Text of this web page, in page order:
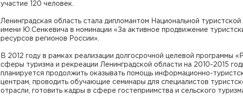
участие 120 человек.
Ленинградская область стала дипломантом Национальной туристской
имени Ю.Сенкевича в номинации «За активное продвижение
ресурсов регионов России».
В 2012 году в рамках реализации долгосрочной целевой программы
сферы туризма и рекреации Ленинградской области на 2010-2015
планируется продолжить оказывать помощь информационно-
центрам, проводить обучающие семинары для специалистов
отрасли, готовить кадры в сфере гостеприимства и сельского